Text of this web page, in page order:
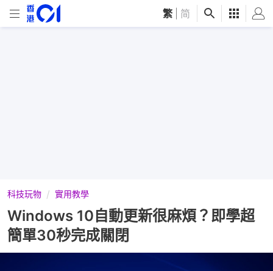
繁 简
科技玩物 實用教學
Windows 10自動更新很麻煩？即學超
簡單30秒完成關閉